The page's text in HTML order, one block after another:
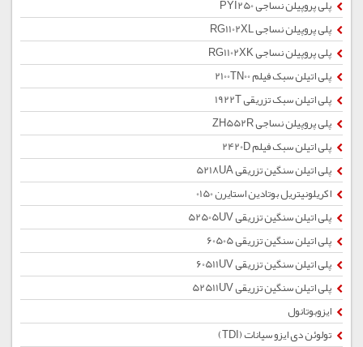
پلی پروپیلن نساجی PYI250
پلی پروپیلن نساجی RG1102XL
پلی پروپیلن نساجی RG1102XK
پلی اتیلن سبک فیلم 2100TN00
پلی اتیلن سبک تزریقی 1922T
پلی پروپیلن نساجی ZH552R
پلی اتیلن سبک فیلم 2420D
پلی اتیلن سنگین تزریقی 5218UA
اکریلونیتریل بوتادین استایرن 0150
پلی اتیلن سنگین تزریقی 52505UV
پلی اتیلن سنگین تزریقی 60505
پلی اتیلن سنگین تزریقی 60511UV
پلی اتیلن سنگین تزریقی 52511UV
ایزوبوتانول
تولوئن دی ایزو سیانات (TDI)